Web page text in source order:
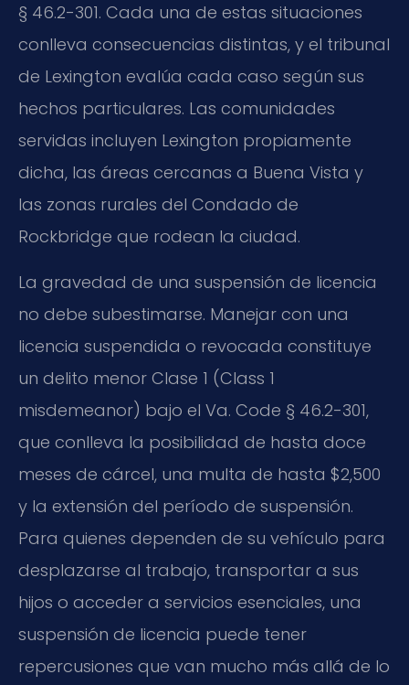
§ 46.2-301. Cada una de estas situaciones
conlleva consecuencias distintas, y el tribunal
de Lexington evalúa cada caso según sus
hechos particulares. Las comunidades
servidas incluyen Lexington propiamente
dicha, las áreas cercanas a Buena Vista y
las zonas rurales del Condado de
Rockbridge que rodean la ciudad.
La gravedad de una suspensión de licencia
no debe subestimarse. Manejar con una
licencia suspendida o revocada constituye
un delito menor Clase 1 (Class 1
misdemeanor) bajo el Va. Code § 46.2-301,
que conlleva la posibilidad de hasta doce
meses de cárcel, una multa de hasta $2,500
y la extensión del período de suspensión.
Para quienes dependen de su vehículo para
desplazarse al trabajo, transportar a sus
hijos o acceder a servicios esenciales, una
suspensión de licencia puede tener
repercusiones que van mucho más allá de lo